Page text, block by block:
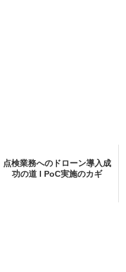
点検業務へのドローン導入成
功の道 l PoC実施のカギ